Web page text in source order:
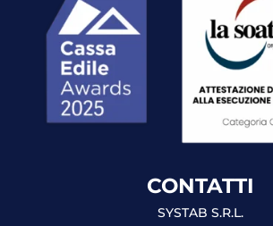
CONTATTI
SYSTAB S.R.L.